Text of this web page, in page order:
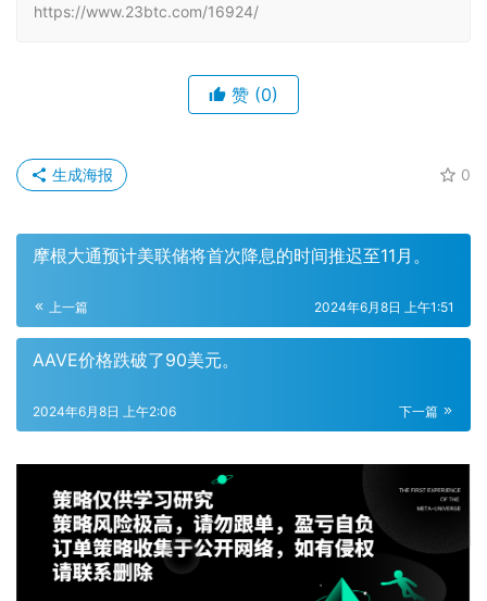
https://www.23btc.com/16924/
赞 (0)
0
生成海报
摩根大通预计美联储将首次降息的时间推迟至11月。
上一篇 2024年6月8日 上午1:51
AAVE价格跌破了90美元。
下一篇
2024年6月8日 上午2:06